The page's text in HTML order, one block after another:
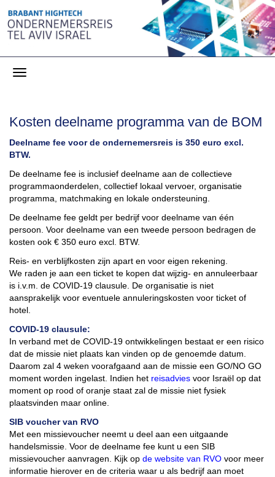
Kosten deelname programma van de BOM
Deelname fee voor de ondernemersreis is 350 euro excl.
BTW.
De deelname fee is inclusief deelname aan de collectieve
programmaonderdelen, collectief lokaal vervoer, organisatie
programma, matchmaking en lokale ondersteuning.
De deelname fee geldt per bedrijf voor deelname van één
persoon. Voor deelname van een tweede persoon bedragen de
kosten ook € 350 euro excl. BTW.
Reis- en verblijfkosten zijn apart en voor eigen rekening.
We raden je aan een ticket te kopen dat wijzig- en annuleerbaar
is i.v.m. de COVID-19 clausule. De organisatie is niet
aansprakelijk voor eventuele annuleringskosten voor ticket of
hotel.
COVID-19 clausule:
In verband met de COVID-19 ontwikkelingen bestaat er een risico
dat de missie niet plaats kan vinden op de genoemde datum.
Daarom zal 4 weken voorafgaand aan de missie een GO/NO GO
moment worden ingelast. Indien het reisadvies voor Israël op dat
moment op rood of oranje staat zal de missie niet fysiek
plaatsvinden maar online.
SIB voucher van RVO
Met een missievoucher neemt u deel aan een uitgaande
handelsmissie. Voor de deelname fee kunt u een SIB
missievoucher aanvragen. Kijk op de website van RVO voor meer
informatie hierover en de criteria waar u als bedrijf aan moet